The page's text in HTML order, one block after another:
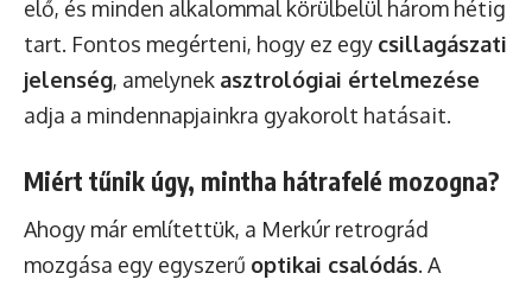
elő, és minden alkalommal körülbelül három hétig
tart. Fontos megérteni, hogy ez egy csillagászati
jelenség, amelynek asztrológiai értelmezése
adja a mindennapjainkra gyakorolt hatásait.
Miért tűnik úgy, mintha hátrafelé mozogna?
Ahogy már említettük, a Merkúr retrográd
mozgása egy egyszerű optikai csalódás. A